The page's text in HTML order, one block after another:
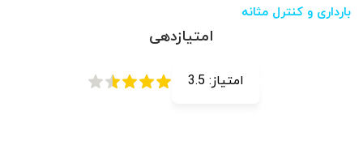
بارداری و کنترل مثانه
امتیازدهی
امتیاز: 3.5